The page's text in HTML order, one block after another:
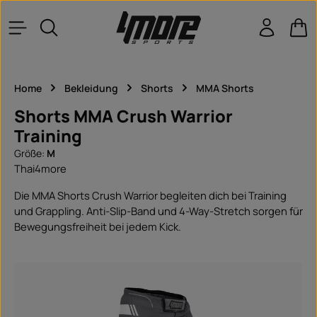
Zum Hauptinhalt springen
Home Bekleidung Shorts MMA Shorts
Shorts MMA Crush Warrior
Training
Größe: M
Thai4more
Die MMA Shorts Crush Warrior begleiten dich bei Training
und Grappling. Anti-Slip-Band und 4-Way-Stretch sorgen für
Bewegungsfreiheit bei jedem Kick.